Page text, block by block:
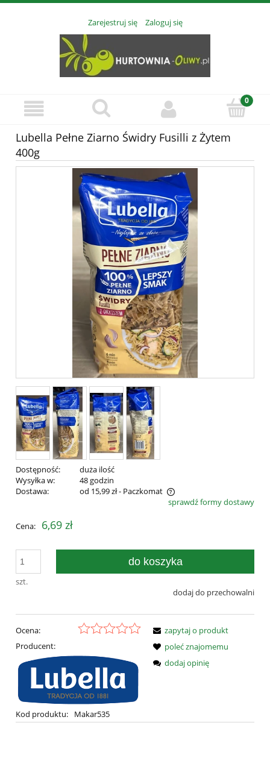
Zarejestruj się Zaloguj się
Lubella Pełne Ziarno Świdry Fusilli z Żytem
400g
Dostępność:
duża ilość
Wysyłka w:
48 godzin
Dostawa:
od 15,99 zł- Paczkomat
Cena nie zawiera ewentualnych kosztów płatnościsprawdź formy dostawy
Cena: 6,69 zł
szt.
do koszyka
dodaj do przechowalni
Ocena:
Producent:
Kod produktu: Makar535
zapytaj o produkt
poleć znajomemu
dodaj opinię